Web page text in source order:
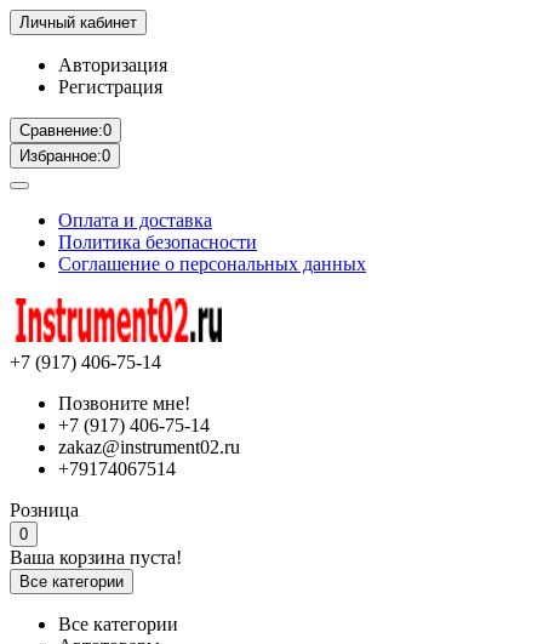
Личный кабинет
Авторизация
Регистрация
Сравнение:0
Избранное:0
Оплата и доставка
Политика безопасности
Соглашение о персональных данных
+7 (917) 406-75-14
Позвоните мне!
+7 (917) 406-75-14
zakaz@instrument02.ru
+79174067514
Розница
0
Ваша корзина пуста!
Все категории
Все категории